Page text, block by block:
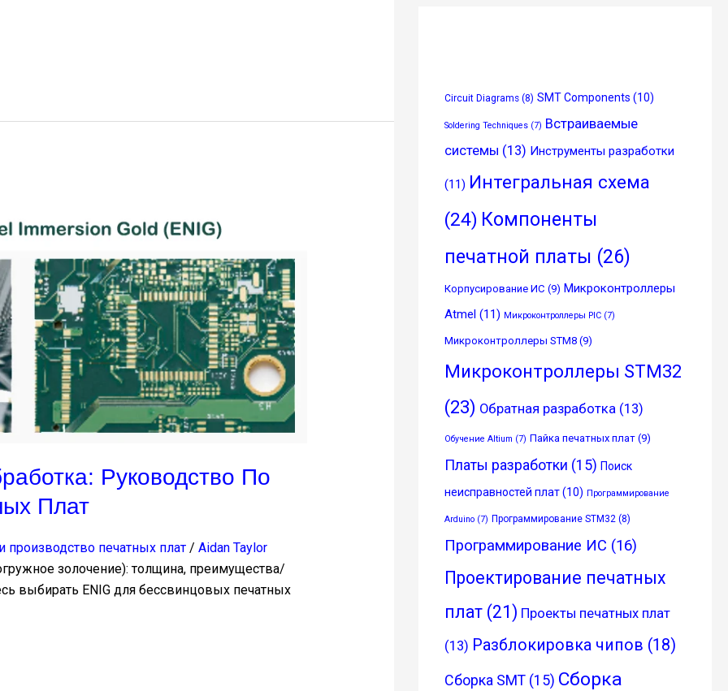
Руководство По
Плат
производство печатных плат/ Aidan Taylor
золочение): толщина, преимущества/
выбирать ENIG для бессвинцовых печатных
Circuit Diagrams(8) SMT Components (10)
Soldering Techniques(7) Встраиваемые
системы (13) Инструменты разработки
(11) Интегральная схема
(24) Компоненты
печатной платы (26)
Корпусирование ИС (9) Микроконтроллеры
Atmel(11) Микроконтроллеры PIC(7)
Микроконтроллеры STM8(9)
Микроконтроллеры STM32
(23) Обратная разработка (13)
Обучение Altium (7) Пайка печатных плат(9)
Платы разработки (15) Поиск
неисправностей плат(10) Программирование
Arduino(7) Программирование STM32 (8)
Программирование ИС (16)
Проектирование печатных
плат(21) Проекты печатных плат
(13) Разблокировка чипов (18)
Сборка SMT(15) Сборка